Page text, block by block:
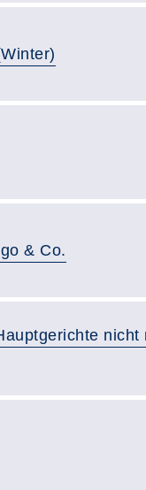
& Co.
nicht